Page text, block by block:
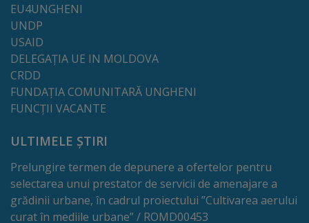
acumulare
deșeuri
Management
proiect
deșeuri
Adoptă
EU4UNGHENI
UNDP
USAID
DELEGAȚIA UE IN MOLDOVA
CRDD
FUNDAȚIA COMUNITARĂ UNGHENI
FUNCȚII VACANTE
ULTIMELE ȘTIRI
Prelungire termen de depunere a ofertelor pentru
selectarea unui prestator de servicii de amenajare a
grădinii urbane, în cadrul proiectului ”Cultivarea aerului
curat în mediile urbane” / ROMD00453